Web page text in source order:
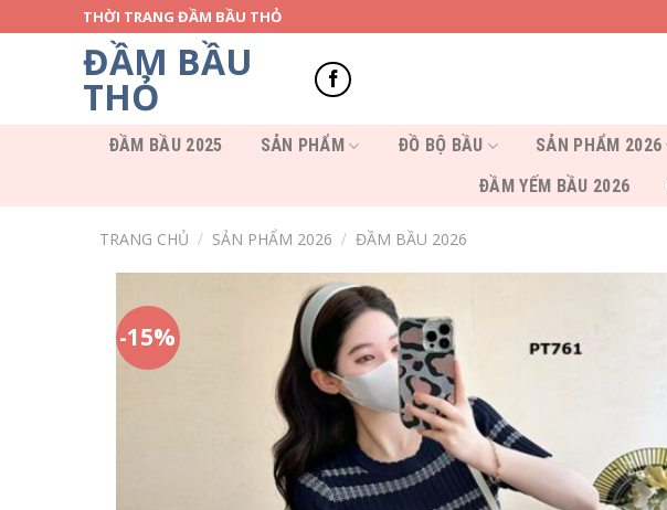
to
THỜI TRANG ĐẦM BẦU THỎ
ĐẦM BẦU
THỎ
ĐẦM BẦU 2025 SẢN PHẨM ĐỒ BỘ BẦU SẢN PHẨM 2026
ĐẦM YẾM BẦU 2026
TRANG CHỦ / SẢN PHẨM 2026 / ĐẦM BẦU 2026
-15%